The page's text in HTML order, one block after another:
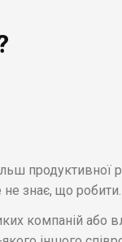
продуктивної
знає, що робити.
компаній або